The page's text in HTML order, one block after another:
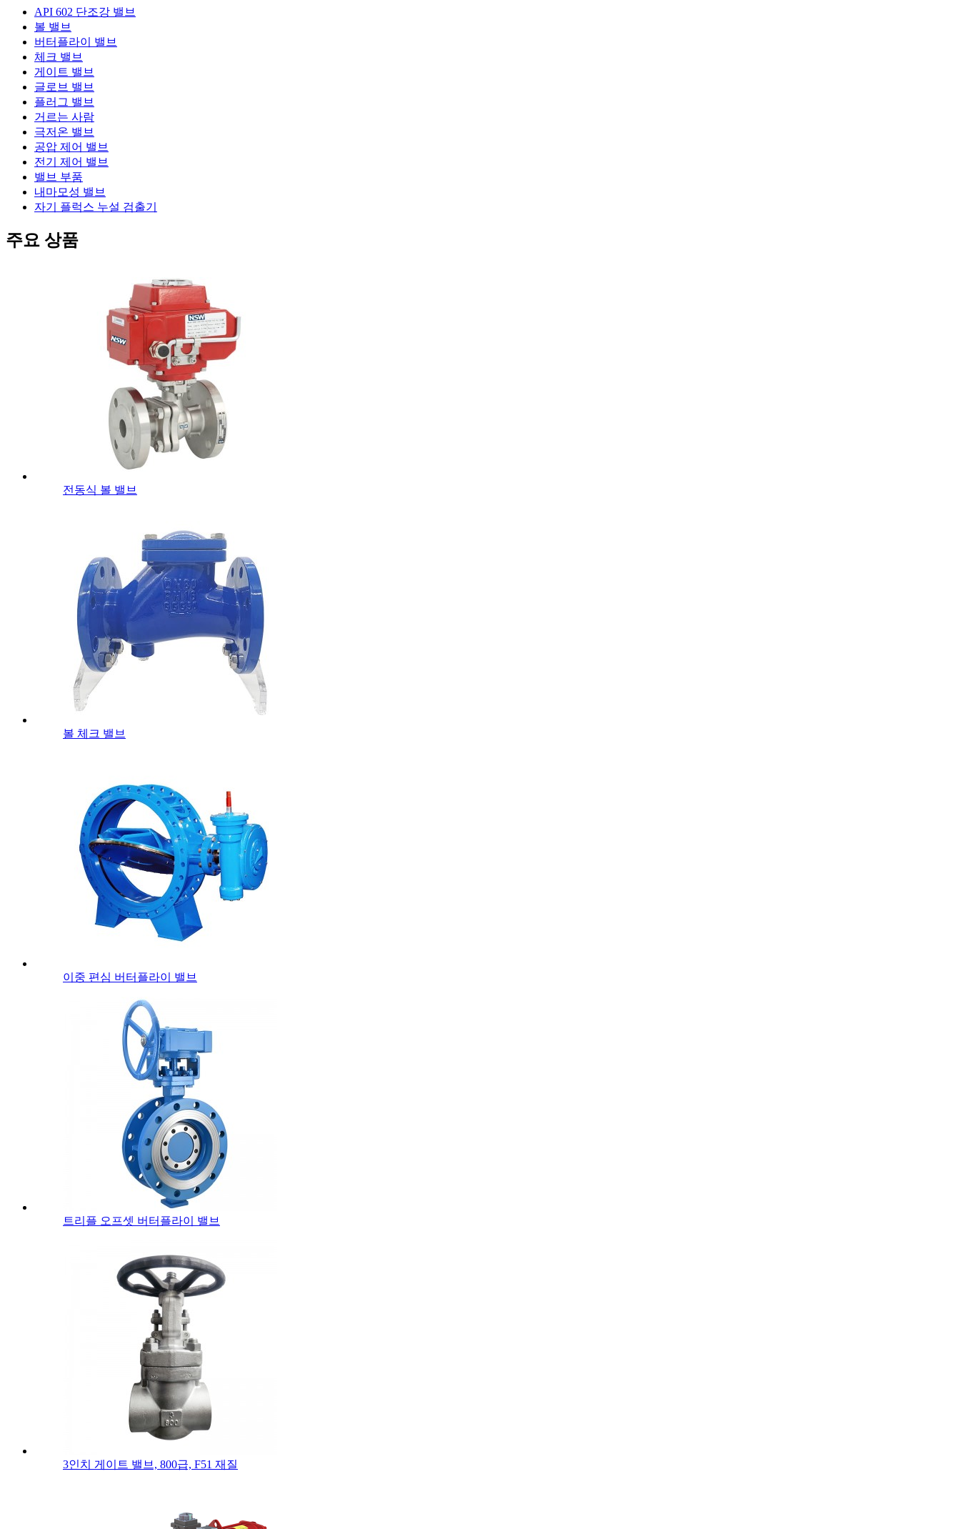
API 602 단조강 밸브
볼 밸브
버터플라이 밸브
체크 밸브
게이트 밸브
글로브 밸브
플러그 밸브
거르는 사람
극저온 밸브
공압 제어 밸브
전기 제어 밸브
밸브 부품
내마모성 밸브
자기 플럭스 누설 검출기
주요 상품
전동식 볼 밸브
볼 체크 밸브
이중 편심 버터플라이 밸브
트리플 오프셋 버터플라이 밸브
3인치 게이트 밸브, 800급, F51 재질